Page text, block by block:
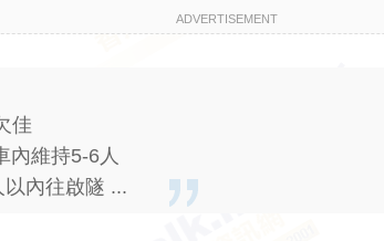
ADVERTISEMENT
佳
內維持5-6人
內往啟隧 ...